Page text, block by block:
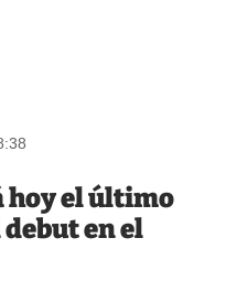
hoy el último
en el